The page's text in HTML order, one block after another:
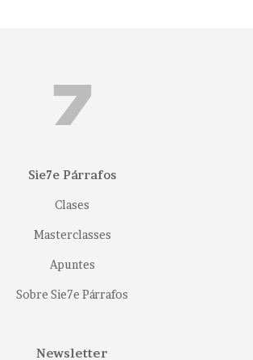
Sie7e Párrafos
Clases
Masterclasses
Apuntes
Sobre Sie7e Párrafos
Newsletter